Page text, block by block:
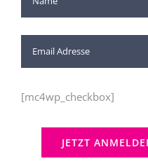
[mc4wp_checkbox]